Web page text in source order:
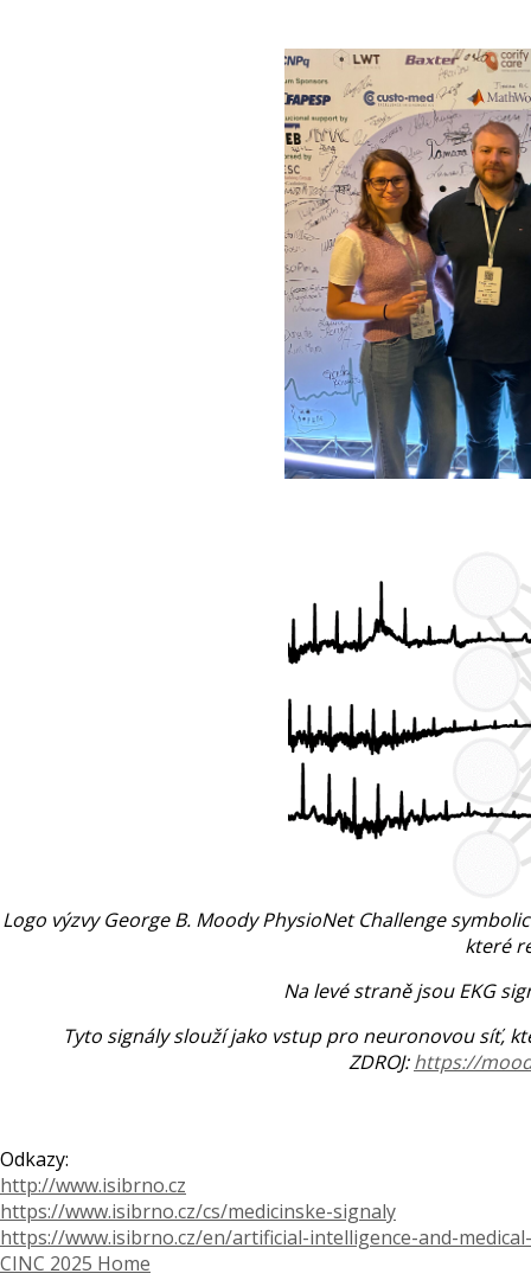
Logo výzvy George B. Moody PhysioNet Challenge
které
Na levé straně jsou EKG
Tyto signály slouží jako vstup pro neuronovou síť,
ZDROJ:https://
Odkazy:
http://www.isibrno.cz
https://www.isibrno.cz/cs/medicinske-signaly
https://www.isibrno.cz/en/artificial-intelligence-and-
CINC 2025 Home